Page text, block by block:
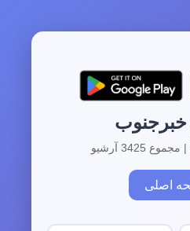
خبرجنوب
اصلی